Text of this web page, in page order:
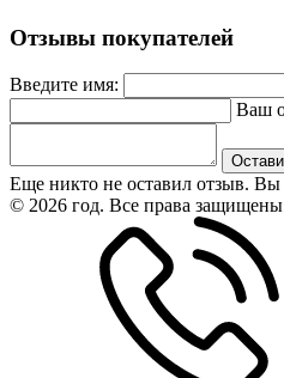
Отзывы покупателей
Введите имя:
Ваш
Еще никто не оставил отзыв.
© 2026 год. Все права